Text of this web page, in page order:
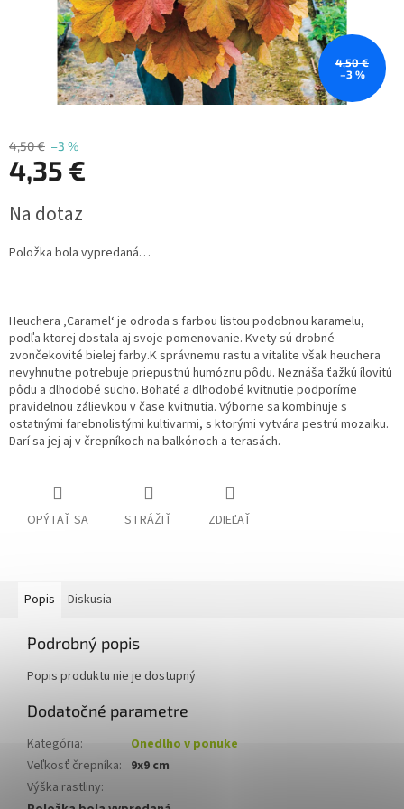
4,50 €
–3 %
4,50 € –3 %
4,35 €
cena:
Na dotaz
Položka bola vypredaná…
Heuchera ‚Caramel‘ je odroda s farbou listou podobnou karamelu,
podľa ktorej dostala aj svoje pomenovanie. Kvety sú drobné
zvončekovité bielej farby.K správnemu rastu a vitalite však heuchera
nevyhnutne potrebuje priepustnú humóznu pôdu. Neznáša ťažkú ílovitú
pôdu a dlhodobé sucho. Bohaté a dlhodobé kvitnutie podporíme
pravidelnou zálievkou v čase kvitnutia. Výborne sa kombinuje s
ostatnými farebnolistými kultivarmi, s ktorými vytvára pestrú mozaiku.
Darí sa jej aj v črepníkoch na balkónoch a terasách.
OPÝTAŤ SA STRÁŽIŤ ZDIEĽAŤ
Popis Diskusia
Podrobný popis
Popis produktu nie je dostupný
Dodatočné parametre
Kategória:
Onedlho v ponuke
Veľkosť črepníka: 9x9 cm
Výška rastliny: